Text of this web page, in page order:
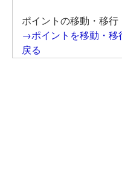
ポイントの移動・移
→ポイントを移動・移
戻る